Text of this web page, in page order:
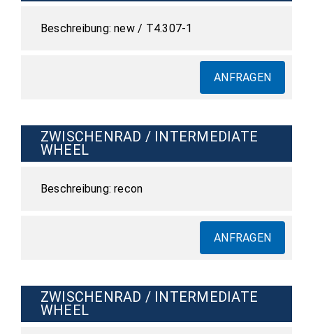
new / T4.307-1
ANFRAGEN
ZWISCHENRAD / INTERMEDIATE
WHEEL
recon
ANFRAGEN
ZWISCHENRAD / INTERMEDIATE
WHEEL